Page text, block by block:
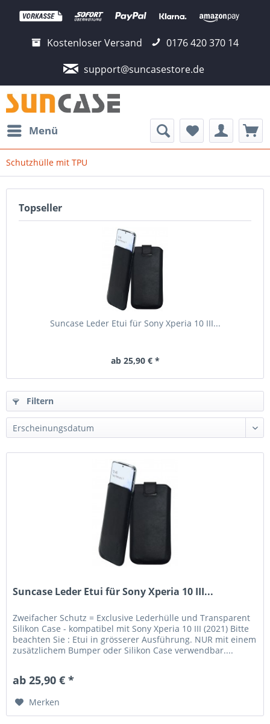
Kostenloser Versand
0176 420 370 14
support@suncasestore.de
Menü
Schutzhülle mit TPU
Topseller
Suncase Leder Etui für Sony Xperia 10 III...
ab 25,90 € *
Filtern
Suncase Leder Etui für Sony Xperia 10 III...
Zweifacher Schutz = Exclusive Lederhülle und Transparent
Silikon Case - kompatibel mit Sony Xperia 10 III (2021) Bitte
beachten Sie : Etui in grösserer Ausführung. NUR mit einem
zusätzlichem Bumper oder Silikon Case verwendbar....
ab 25,90 € *
Merken